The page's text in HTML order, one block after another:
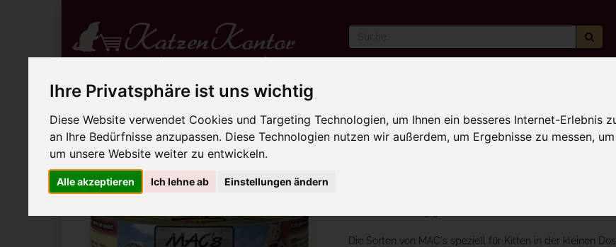
Ihre Privatsphäre ist uns wichtig
Diese Website verwendet Cookies und Targeting Technologien, um Ihnen ein besseres Internet-Erlebnis
an Ihre Bedürfnisse anzupassen. Diese Technologien nutzen wir außerdem, um Ergebnisse zu messen,
um unsere Website weiter zu entwickeln.
Alle akzeptieren Ich lehne ab Einstellungen ändern
Aktionen Hochwertiges Nassfutter
Sie sind hier: Hochwertiges Nassfutter MAC's
Zur Übersicht
Die Sorten von MAC's speziell für Kitten in der kleinen